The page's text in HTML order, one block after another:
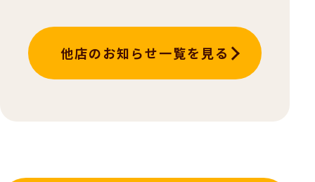
他店のお知らせ一覧を見る